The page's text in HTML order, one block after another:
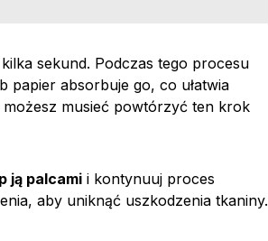
sekund. Podczas tego procesu
papier absorbuje go, co ułatwia
musieć powtórzyć ten krok
ją palcami i kontynuuj proces
aby uniknąć uszkodzenia tkaniny.